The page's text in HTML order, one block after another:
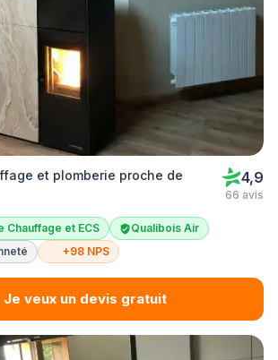
et plomberie proche de
4,9
66 avis
Chauffage et ECS
Qualibois Air
+98 NPS
Je veux un devis gratuit